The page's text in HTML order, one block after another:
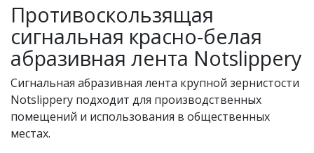
Противоскользящая
сигнальная красно-белая
абразивная лента Notslippery
Сигнальная абразивная лента крупной зернистости
Notslippery подходит для производственных
помещений и использования в общественных
местах.